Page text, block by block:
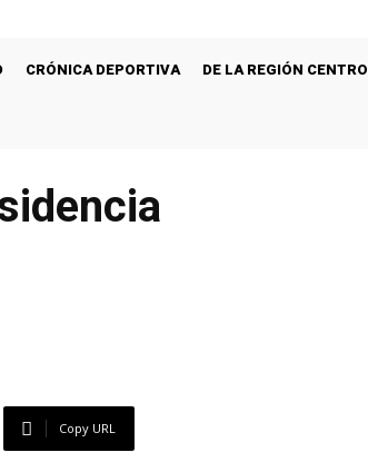
CRÓNICA DEPORTIVA DE LA REGIÓN CENTRO
Copy URL